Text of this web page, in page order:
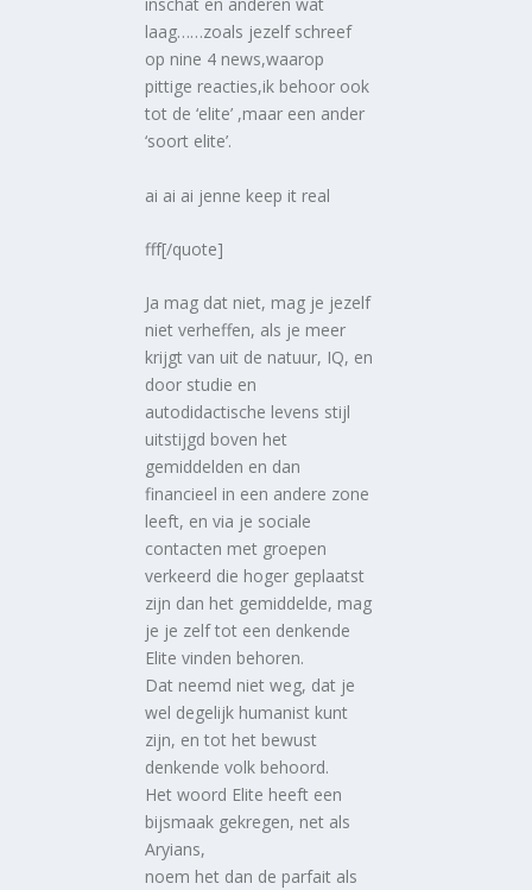
laag……zoals jezelf schreef
op nine 4 news,waarop
pittige reacties,ik behoor ook
tot de ‘elite’ ,maar een ander
‘soort elite’.
ai ai ai jenne keep it real
fff[/quote]
Ja mag dat niet, mag je jezelf
niet verheffen, als je meer
krijgt van uit de natuur, IQ, en
door studie en
autodidactische levens stijl
uitstijgd boven het
gemiddelden en dan
financieel in een andere zone
leeft, en via je sociale
contacten met groepen
verkeerd die hoger geplaatst
zijn dan het gemiddelde, mag
je je zelf tot een denkende
Elite vinden behoren.
Dat neemd niet weg, dat je
wel degelijk humanist kunt
zijn, en tot het bewust
denkende volk behoord.
Het woord Elite heeft een
bijsmaak gekregen, net als
Aryians,
noem het dan de parfait als